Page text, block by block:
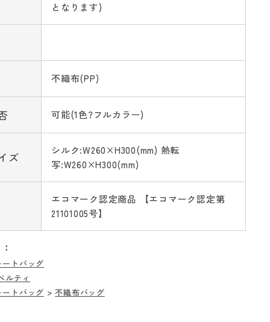
となります)
不織布(PP)
可能(1色?フルカラー)
ズ
シルク:W260×H300(mm) 熱転
写:W260×H300(mm)
エコマーク認定商品 【エコマーク認定第
21101005号】
トバッグ
ルティ
トバッグ >不織布バッグ